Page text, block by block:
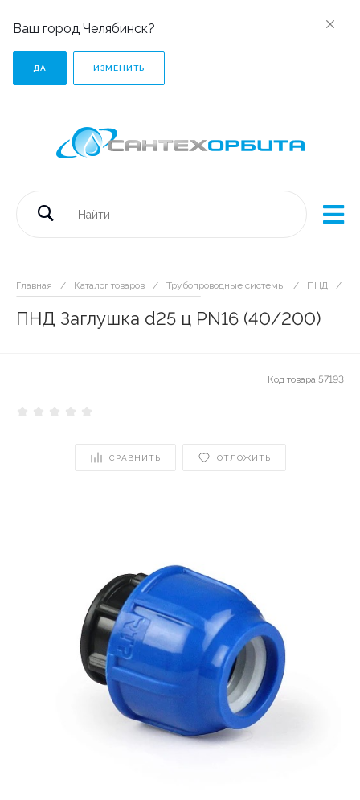
Ваш город Челябинск?
ДА ИЗМЕНИТЬ
Главная / Каталог товаров / Трубопроводные системы / ПНД /
ПНД Заглушка d25 ц PN16 (40/200)
Код товара 57193
СРАВНИТЬ ОТЛОЖИТЬ